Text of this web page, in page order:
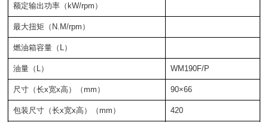
额定输出功率（kW/rpm）
最大扭矩（N.M/rpm）
燃油箱容量（L）
油量（L） WM190F/P
尺寸（长x宽x高）（mm） 90×66
包装尺寸（长x宽x高）（mm） 420